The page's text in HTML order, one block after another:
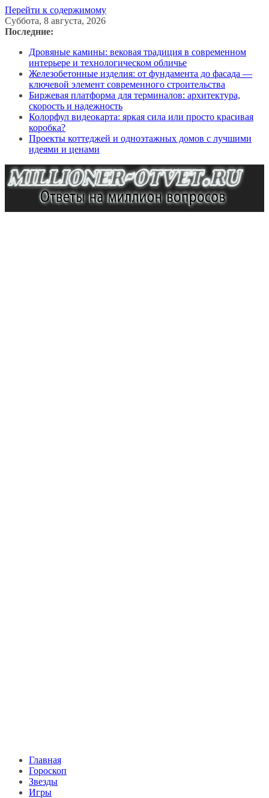
Перейти к содержимому
Суббота, 8 августа, 2026
Последние:
Дровяные камины: вековая традиция в современном
интерьере и технологическом обличье
Железобетонные изделия: от фундамента до фасада —
ключевой элемент современного строительства
Биржевая платформа для терминалов: архитектура,
скорость и надежность
Колорфул видеокарта: яркая сила или просто красивая
коробка?
Проекты коттеджей и одноэтажных домов с лучшими
идеями и ценами
Главная
Гороскоп
Звезды
Игры